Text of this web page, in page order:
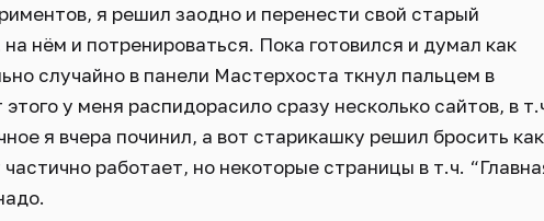
я решил заодно и перенести свой старый
нём и потренироваться. Пока готовился и думал как
случайно в панели Мастерхоста ткнул пальцем в
у меня распидорасило сразу несколько сайтов, в
я вчера починил, а вот старикашку решил бросить как
работает, но некоторые страницы в т.ч.